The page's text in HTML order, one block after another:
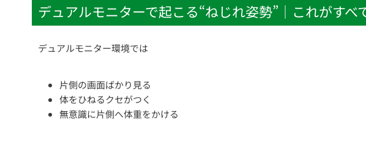
デュアルモニターで起こる“ねじれ姿勢”｜これがすべ
デュアルモニター環境では
片側の画面ばかり見る
体をひねるクセがつく
無意識に片側へ体重をかける